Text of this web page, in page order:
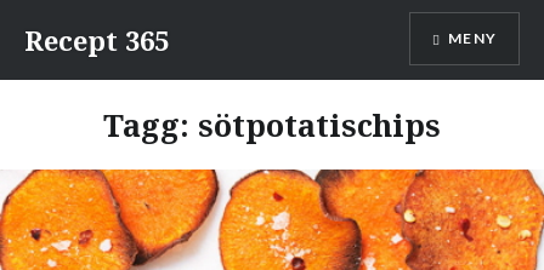
innehåll
Recept 365 MENY
Tagg: sötpotatischips